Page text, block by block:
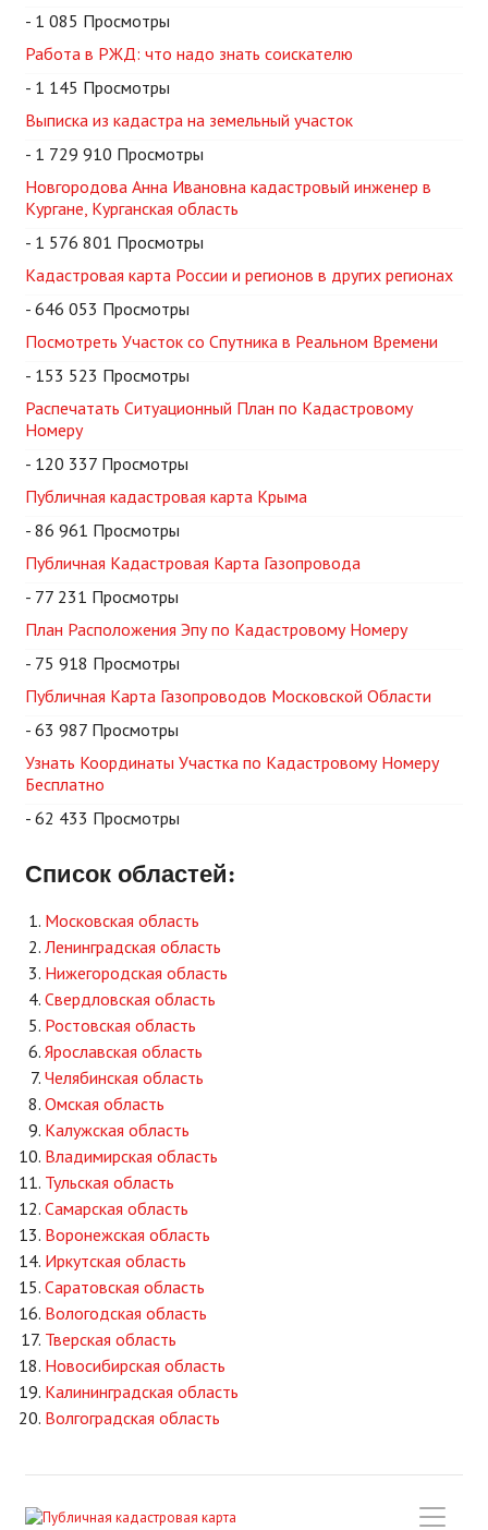
- 1 085 Просмотры
Работа в РЖД: что надо знать соискателю
- 1 145 Просмотры
Выписка из кадастра на земельный участок
- 1 729 910 Просмотры
Новгородова Анна Ивановна кадастровый инженер в
Кургане, Курганская область
- 1 576 801 Просмотры
Кадастровая карта России и регионов в других регионах
- 646 053 Просмотры
Посмотреть Участок со Спутника в Реальном Времени
- 153 523 Просмотры
Распечатать Ситуационный План по Кадастровому
Номеру
- 120 337 Просмотры
Публичная кадастровая карта Крыма
- 86 961 Просмотры
Публичная Кадастровая Карта Газопровода
- 77 231 Просмотры
План Расположения Эпу по Кадастровому Номеру
- 75 918 Просмотры
Публичная Карта Газопроводов Московской Области
- 63 987 Просмотры
Узнать Координаты Участка по Кадастровому Номеру
Бесплатно
- 62 433 Просмотры
Список областей:
Московская область
Ленинградская область
Нижегородская область
Свердловская область
Ростовская область
Ярославская область
Челябинская область
Омская область
Калужская область
Владимирская область
Тульская область
Самарская область
Воронежская область
Иркутская область
Саратовская область
Вологодская область
Тверская область
Новосибирская область
Калининградская область
Волгоградская область